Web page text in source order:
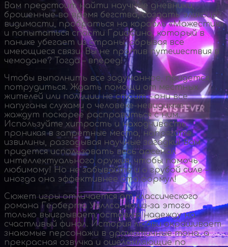
Вам предстоит найти научные дневники,
брошенные во время бегства, создать эликсир
видимости, пробраться на корабль «Мажестик»
и попытаться спасти Гриффина, который в
панике убегает из страны, обрывая все
имеющиеся связи. Вы не против путешествия в
чемодане? Тогда – вперед!
Чтобы выполнить все задуманное, придется
потрудиться. Ждать помощи от местных
жителей или полиции не стоит – они все
напуганы слухами о человеке-невидимкеи
жаждут поскорее расправиться с ним.
Используйте хитрость и находчивость,
проникая в запретные места, напрягите
извилины, разгадывая научные загадки! Вам
придется использовать весь арсенал
интеллектуального оружия, чтобы помочь
любимому! Но не забывайте и о грубой силе –
иногда она эффективнее ста формул!
Сюжет игры отличается от классического
романа Герберта Уэллса, ноиз-заэтого
только выигрывает, оставляя надежду на
счастливый финал. История любви окрашивает
знакомые персонажи в драматичные тона, а
прекрасная озвучка и ошеломляющие по